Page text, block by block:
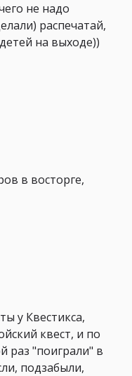
не надо
распечатай,
на выходе))
в восторге,
у Квестикса,
квест, и по
раз "поиграли" в
подзабыли,